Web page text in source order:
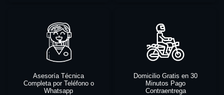
Asesoría Técnica
Completa por Teléfono o
Whatsapp
Domicilio Gratis en 30
Minutos Pago
Contraentrega